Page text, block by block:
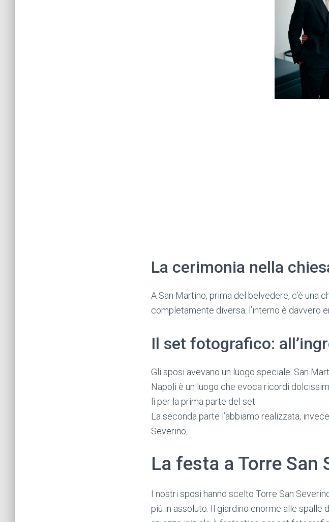
La cerimonia nella
A San Martino, prima del belvedere, c’è una
completamente diversa: l’interno è davvero
Il set fotografico:
Gli sposi avevano un luogo speciale: San
Napoli è un luogo che evoca ricordi
lì per la prima parte del set.
La seconda parte l’abbiamo realizzata,
Severino.
La festa a Torre San
I nostri sposi hanno scelto Torre San
più in assoluto. Il giardino enorme alle